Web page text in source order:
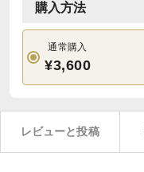
購入方法
通常購入
¥3,600
レビューと投稿